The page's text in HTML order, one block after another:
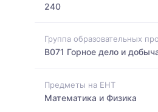
240
Группа образовательных
B071 Горное дело и
Предметы на ЕНТ
Математика и Физика